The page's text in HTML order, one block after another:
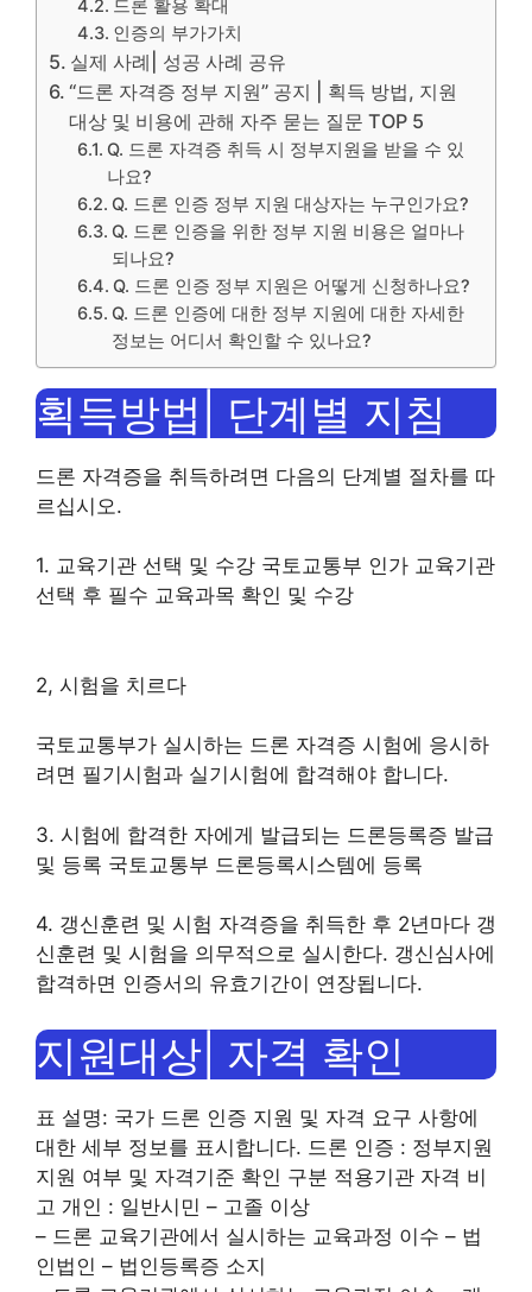
드론 활용 확대
인증의 부가가치
실제 사례| 성공 사례 공유
“드론 자격증 정부 지원” 공지 | 획득 방법, 지원
대상 및 비용에 관해 자주 묻는 질문 TOP 5
Q. 드론 자격증 취득 시 정부지원을 받을 수 있
나요?
Q. 드론 인증 정부 지원 대상자는 누구인가요?
Q. 드론 인증을 위한 정부 지원 비용은 얼마나
되나요?
Q. 드론 인증 정부 지원은 어떻게 신청하나요?
Q. 드론 인증에 대한 정부 지원에 대한 자세한
정보는 어디서 확인할 수 있나요?
획득방법| 단계별 지침
드론 자격증을 취득하려면 다음의 단계별 절차를 따
르십시오.
1. 교육기관 선택 및 수강 국토교통부 인가 교육기관
선택 후 필수 교육과목 확인 및 수강
2, 시험을 치르다
국토교통부가 실시하는 드론 자격증 시험에 응시하
려면 필기시험과 실기시험에 합격해야 합니다.
3. 시험에 합격한 자에게 발급되는 드론등록증 발급
및 등록 국토교통부 드론등록시스템에 등록
4. 갱신훈련 및 시험 자격증을 취득한 후 2년마다 갱
신훈련 및 시험을 의무적으로 실시한다. 갱신심사에
합격하면 인증서의 유효기간이 연장됩니다.
지원대상| 자격 확인
표 설명: 국가 드론 인증 지원 및 자격 요구 사항에
대한 세부 정보를 표시합니다. 드론 인증 : 정부지원
지원 여부 및 자격기준 확인 구분 적용기관 자격 비
고 개인 : 일반시민 – 고졸 이상
– 드론 교육기관에서 실시하는 교육과정 이수 – 법
인법인 – 법인등록증 소지